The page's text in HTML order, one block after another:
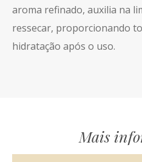
aroma refinado, auxilia na
ressecar, proporcionando
hidratação após o uso.
Mais